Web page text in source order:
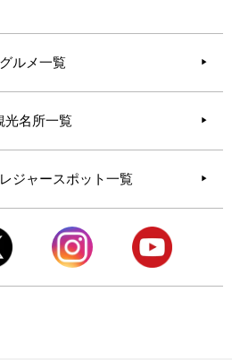
グルメ一覧
光名所一覧
ジャースポット一覧